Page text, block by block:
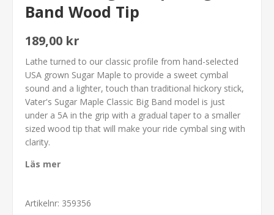
Band Wood Tip
189,00 kr
Lathe turned to our classic profile from hand-selected
USA grown Sugar Maple to provide a sweet cymbal
sound and a lighter, touch than traditional hickory stick,
Vater's Sugar Maple Classic Big Band model is just
under a 5A in the grip with a gradual taper to a smaller
sized wood tip that will make your ride cymbal sing with
clarity.
Läs mer
Artikelnr: 359356